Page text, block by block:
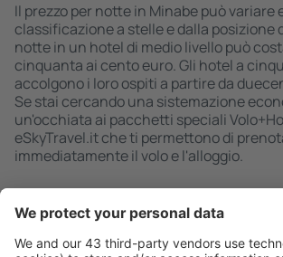
Il prezzo per notte in Minabe può variare
classificazione a stelle e dalla posizione
notte in un hotel di medio livello può
cinquanta ai cento euro. Gli hotel a
accolgono i loro ospiti a partire da
Se stai cercando una sistemazione
un'occhiata ai pacchetti speciali
eSkyTravel.it che ti permettono di
immediatamente il volo e l'alloggio.
Ricerca rapida e semplice